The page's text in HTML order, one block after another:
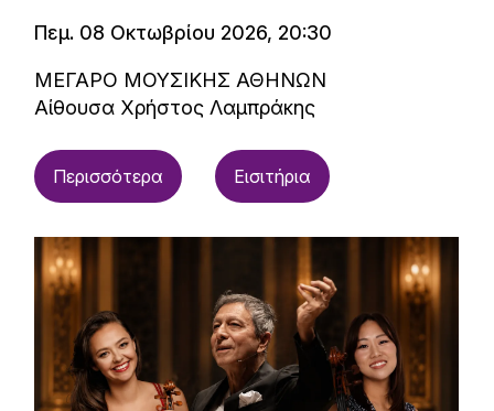
Πεμ. 08 Οκτωβρίου 2026, 20:30
ΜΕΓΑΡΟ ΜΟΥΣΙΚΗΣ ΑΘΗΝΩΝ
Αίθουσα Χρήστος Λαμπράκης
Περισσότερα Εισιτήρια